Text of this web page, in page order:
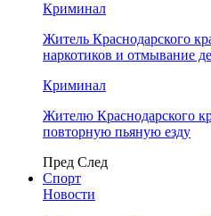
Криминал
Житель Краснодарского
наркотиков и отмывание
Криминал
Жителю Краснодарского
повторную пьяную езду
Пред След
Спорт
Новости